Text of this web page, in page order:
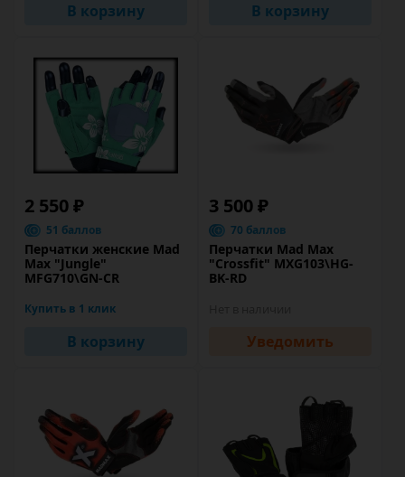
В корзину В корзину
2 550 ₽
51 баллов
Перчатки женские Mad
Max "Jungle"
MFG710\GN-CR
Купить в 1 клик
В корзину
3 500 ₽
70 баллов
Перчатки Mad Max
"Crossfit" MXG103\HG-
BK-RD
Уведомить